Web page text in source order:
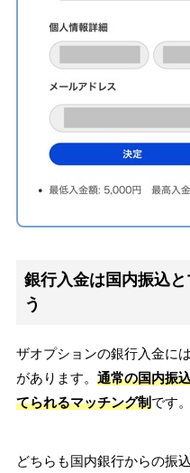
銀行入金は国内振込
う
ザオプションの銀行入金に
があります。 通常の国内振
てられるマッチング制です。
どちらも国内銀行からの振込